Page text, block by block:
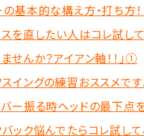
の基本的な構え方・打ち方！
スを直したい人はコレ試し
ませんか？アイアン軸！！」①
スイングの練習おススメです
バー振る時ヘッドの最下点
バック悩んでたらコレ試し